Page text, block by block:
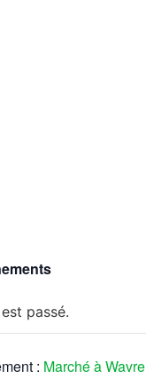
passé.
: Marché à Wavre